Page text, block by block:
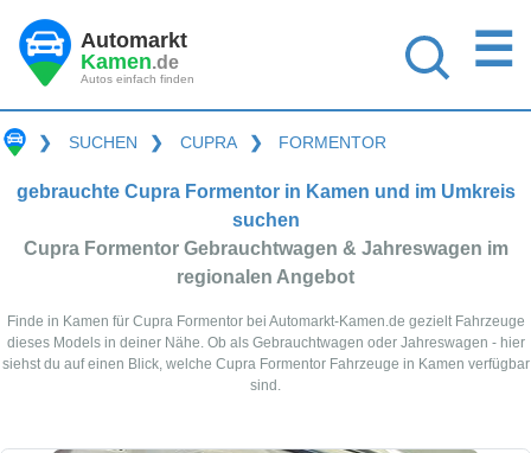
Automarkt
Kamen.de
Autos einfach finden
☰
❯ SUCHEN ❯ CUPRA ❯ FORMENTOR
gebrauchte Cupra Formentor in Kamen und im Umkreis
suchen
Cupra Formentor Gebrauchtwagen & Jahreswagen im
regionalen Angebot
Finde in Kamen für Cupra Formentor bei Automarkt-Kamen.de gezielt Fahrzeuge
dieses Models in deiner Nähe. Ob als Gebrauchtwagen oder Jahreswagen - hier
siehst du auf einen Blick, welche Cupra Formentor Fahrzeuge in Kamen verfügbar
sind.